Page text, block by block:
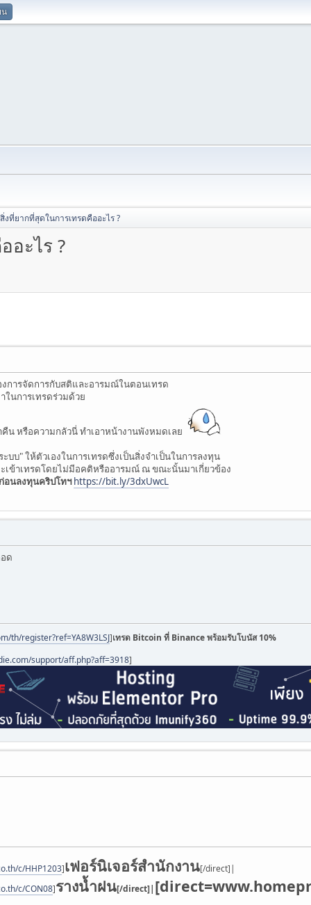
น
งที่ยากที่สุดในการเทรดคืออะไร ?
อะไร ?
งการจัดการกับสติและอารมณ์ในตอนเทรด
นการเทรดร่วมด้วย
น หรือความกลัวนี่ ทำเอาหน้างานพังหมดเลย
บบ" ให้ตัวเองในการเทรดซึ่งเป็นสิ่งจำเป็นในการลงทุน
เข้าเทรดโดยไม่มีอคติหรืออารมณ์ ณ ขณะนั้นมาเกี่ยวข้อง
อนลงทุนคริปโทฯ https://bit.ly/3dxUwcL
ด
th/register?ref=YA8W3LSJ]เทรด Bitcoin ที่ Binance พร้อมรับโบนัส 10%
support/aff.php?aff=3918]
c/HHP1203]เฟอร์นิเจอร์สำนักงาน[/direct]|
c/CON08]รางน้ำฝน[/direct]|